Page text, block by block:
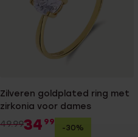
Zilveren goldplated ring met
zirkonia voor dames
49.9934 99
-30%